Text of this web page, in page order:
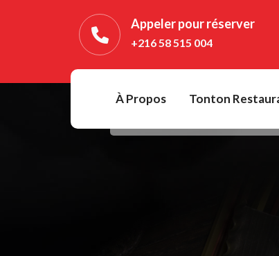
Appeler pour réserver
+216 58 515 004
À Propos Tonton